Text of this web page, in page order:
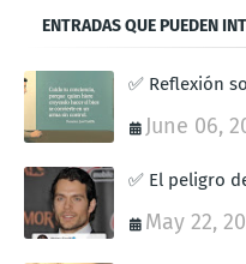
ENTRADAS QUE PUEDEN
✅ Reflexión
June 06,
✅ El peligro
May 22,